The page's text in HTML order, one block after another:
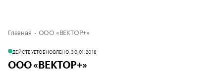
Главная ООО «ВЕКТОР+»
ДЕЙСТВУЕТОБНОВЛЕНО, 30.01.2018
ООО «ВЕКТОР+»